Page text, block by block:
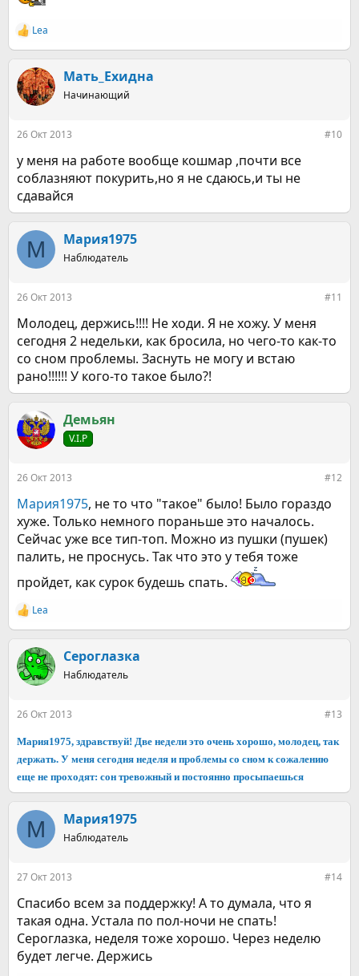
Р
е
к
ц
и
Lea
Мать_Ехидна
Начинающий
26 Окт 2013 #10
у меня на работе вообще кошмар ,почти все
соблазняют покурить,но я не сдаюсь,и ты не
сдавайся
М Мария1975
Наблюдатель
26 Окт 2013 #11
Молодец, держись!!!! Не ходи. Я не хожу. У меня
сегодня 2 недельки, как бросила, но чего-то как-то
со сном проблемы. Заснуть не могу и встаю
рано!!!!!! У кого-то такое было?!
Демьян
V.I.P
26 Окт 2013 #12
Мария1975, не то что "такое" было! Было гораздо
хуже. Только немного пораньше это началось.
Сейчас уже все тип-топ. Можно из пушки (пушек)
палить, не проснусь. Так что это у тебя тоже
пройдет, как сурок будешь спать.
Р
е
к
ц
и
Lea
Сероглазка
Наблюдатель
26 Окт 2013 #13
Мария1975, здравствуй! Две недели это очень хорошо, молодец, так
держать. У меня сегодня неделя и проблемы со сном к сожалению
еще не проходят: сон тревожный и постоянно просыпаешься
М Мария1975
Наблюдатель
27 Окт 2013 #14
Спасибо всем за поддержку! А то думала, что я
такая одна. Устала по пол-ночи не спать!
Сероглазка, неделя тоже хорошо. Через неделю
будет легче. Держись